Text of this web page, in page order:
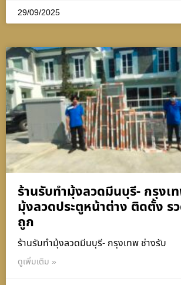
29/09/2025
ร้านรับทำมุ้งลวดมีนบุรี- กรุงเ
มุ้งลวดประตูหน้าต่าง ติดตั้ง รว
ถูก
ร้านรับทำมุ้งลวดมีนบุรี- กรุงเทพ ช่างรับ
ดูเพิ่มเติม »